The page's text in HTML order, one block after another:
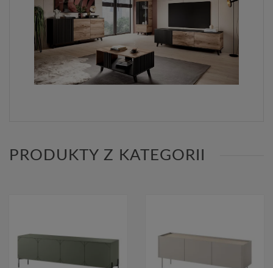
PRODUKTY Z KATEGORII